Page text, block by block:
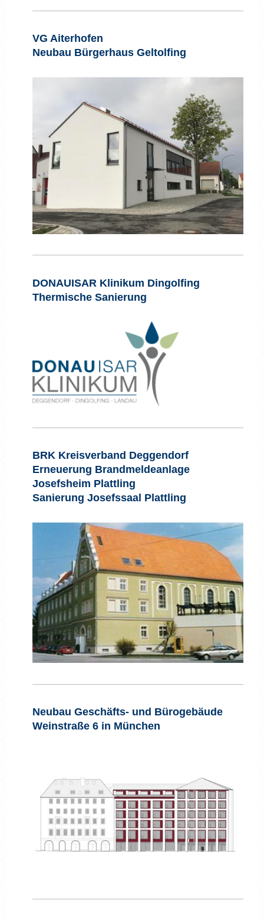
VG Aiterhofen
Neubau Bürgerhaus Geltolfing
DONAUISAR Klinikum Dingolfing
Thermische Sanierung
BRK Kreisverband Deggendorf
Erneuerung Brandmeldeanlage
Josefsheim Plattling
Sanierung Josefssaal Plattling
Neubau Geschäfts- und Bürogebäude
Weinstraße 6 in München